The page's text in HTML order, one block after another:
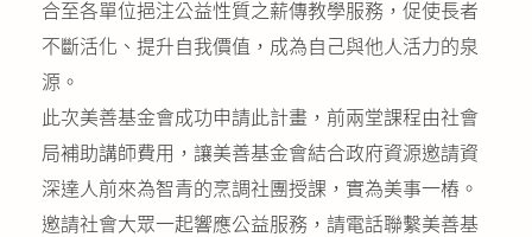
合至各單位挹注公益性質之薪傳教學服務，促使長者
不斷活化、提升自我價值，成為自己與他人活力的泉
源。
此次美善基金會成功申請此計畫，前兩堂課程由社會
局補助講師費用，讓美善基金會結合政府資源邀請資
深達人前來為智青的烹調社團授課，實為美事一樁。
邀請社會大眾一起響應公益服務，請電話聯繫美善基